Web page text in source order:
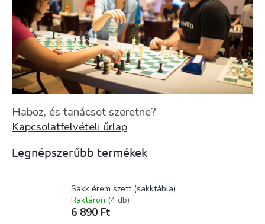
Haboz, és tanácsot szeretne?
Kapcsolatfelvételi űrlap
Legnépszerűbb termékek
Sakk érem szett (sakktábla)
Raktáron (4 db)
6 890 Ft